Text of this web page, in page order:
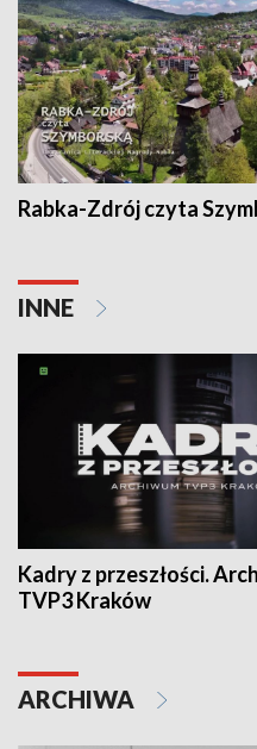
Rabka-Zdrój czyta
INNE
Kadry z przeszłości.
TVP3 Kraków
ARCHIWA